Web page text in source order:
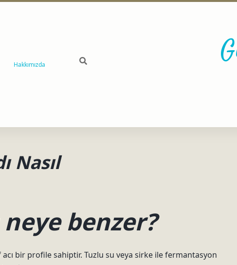
Hakkımızda
Nasıl
benzer?
acı bir profile sahiptir. Tuzlu su veya sirke ile fermantasyon